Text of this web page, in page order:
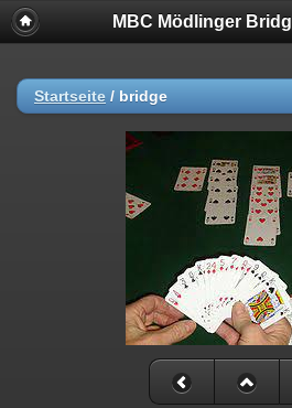
MBC Mödlinger
Startseite / bridge